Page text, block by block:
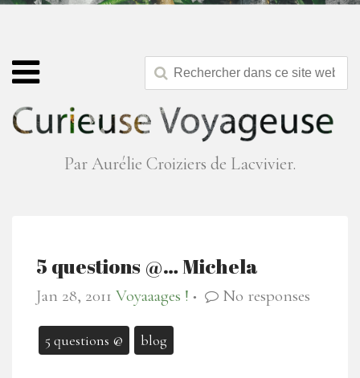
Par Aurélie Croiziers de Lacvivier.
5 questions @… Michela
Jan 28, 2011 Voyaaages ! ● No responses
5 questions @ blog